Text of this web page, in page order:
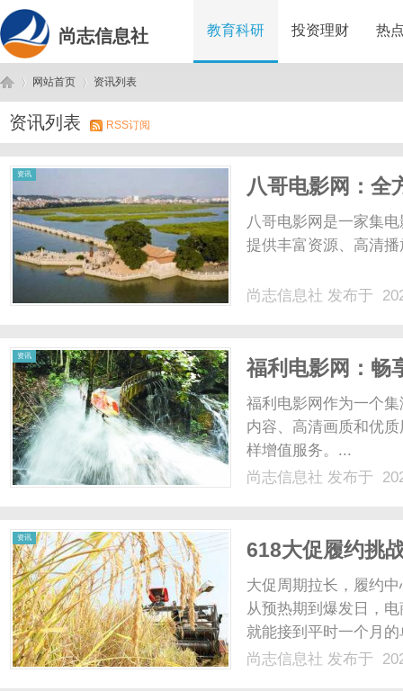
尚志信息社 教育科研 投资理财 热
尚 ›
网站首页
›
资讯列表
资讯列表 RSS订阅
资讯
八哥电影网：全
八哥电影网是一家集
提供丰富资源、高清
尚志信息社 发布于
资讯
福利电影网：畅
福利电影网作为一个
内容、高清画质和优
样增值服务。...
尚志信息社 发布于
资讯
618大促履约挑
仓”危机？
大促周期拉长，履约
从预热期到爆发日，
就能接到平时一个月
仓储调度能力的极限
尚志信息社 发布于